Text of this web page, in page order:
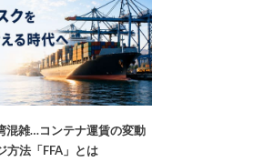
混雑…コンテナ運賃の変動
方法「FFA」とは